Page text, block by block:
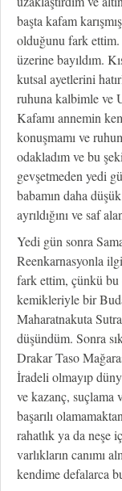
başta kafam
olduğunu fark ettim.
üzerine bayıldım.
kutsal ayetlerini
ruhuna kalbimle ve
Kafamı annemin
konuşmamı ve
odakladım ve bu
gevşetmeden yedi
babamın daha
ayrıldığını ve saf
Yedi gün sonra
Reenkarnasyonla
fark ettim, çünkü bu
kemikleriyle bir
Maharatnakuta
düşündüm. Sonra
Drakar Taso
İradeli olmayıp
ve kazanç, suçlama
başarılı
rahatlık ya da neşe
varlıkların canımı
kendime defalarca